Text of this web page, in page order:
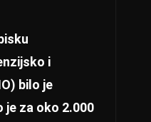
i
bilo je
je za oko 2.000